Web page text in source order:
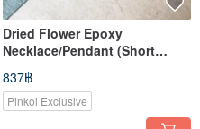
Dried Flower Epoxy
Necklace/Pendant (Short
Style)
837฿
Pinkoi Exclusive